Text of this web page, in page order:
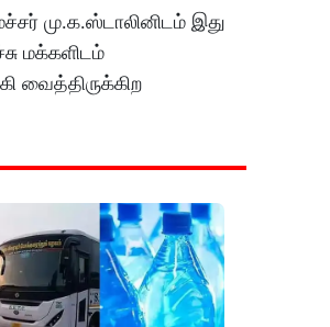
மு.க.ஸ்டாலினிடம் இது
மக்களிடம்
வைத்திருக்கிற